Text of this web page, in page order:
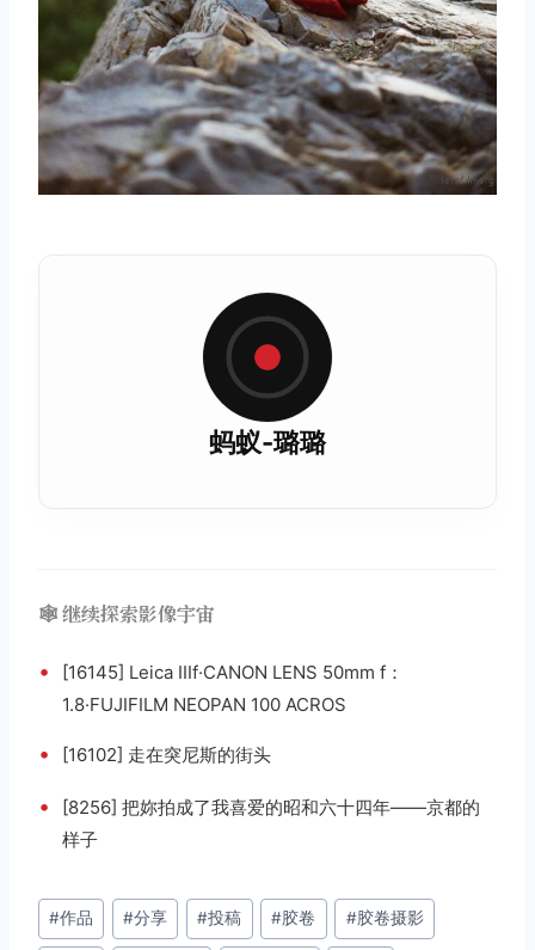
蚂蚁-璐璐
🕸️ 继续探索影像宇宙
•
[16145] Leica IIIf·CANON LENS 50mm f：
1.8·FUJIFILM NEOPAN 100 ACROS
• [16102] 走在突尼斯的街头
•
[8256] 把妳拍成了我喜爱的昭和六十四年——京都的
样子
文
章
#作品 #分享 #投稿 #胶卷 #胶卷摄影